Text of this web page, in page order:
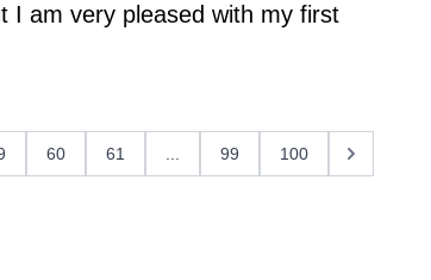
I am very pleased with my first
60 61 99 100